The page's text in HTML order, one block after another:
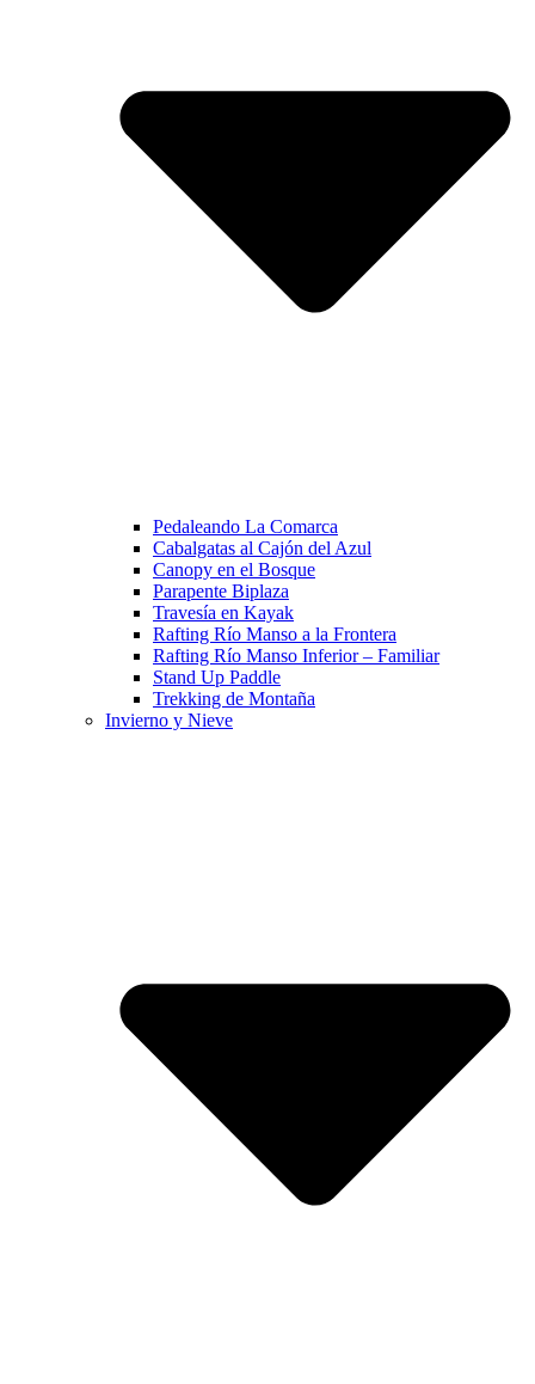
Pedaleando La Comarca
Cabalgatas al Cajón del Azul
Canopy en el Bosque
Parapente Biplaza
Travesía en Kayak
Rafting Río Manso a la Frontera
Rafting Río Manso Inferior – Familiar
Stand Up Paddle
Trekking de Montaña
Invierno y Nieve